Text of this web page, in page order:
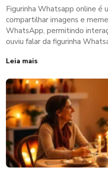
Figurinha Whatsapp online é
compartilhar imagens e
WhatsApp, permitindo
ouviu falar da figurinha
Leia mais